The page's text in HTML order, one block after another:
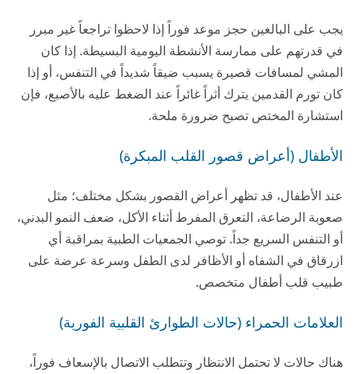
يجب على البالغين حجز موعد فوراً إذا لاحظوا تراجعاً غير مبرر
في قدرتهم على ممارسة الأنشطة اليومية البسيطة. إذا كان
المشي لمسافات قصيرة يسبب ضيقاً شديداً في التنفس، أو إذا
كان تورم القدمين يترك أثراً غائراً عند الضغط عليه بالأصبع، فإن
استشارة المختص تصبح ضرورة ملحة.
الأطفال (أعراض قصور القلب المبكرة)
عند الأطفال، قد تظهر أعراض القصور بشكل مختلف؛ مثل
صعوبة الرضاعة، التعرق المفرط أثناء الأكل، ضعف النمو البدني،
أو التنفس السريع جداً. توصي الجمعيات الطبية بمراقبة أي
ازرقاق في الشفاه أو الأظافر لدى الطفل وسرعة عرضة على
طبيب قلب أطفال متخصص.
العلامات الحمراء (حالات الطوارئ القلبية الفورية)
هناك حالات لا تحتمل الانتظار وتتطلب الاتصال بالإسعاف فوراً،